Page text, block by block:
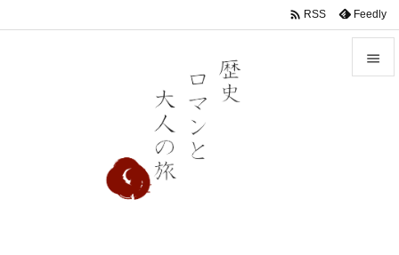

 RSS Feedly